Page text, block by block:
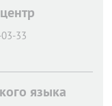
33
языка